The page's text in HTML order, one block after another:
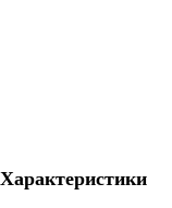
Характеристики